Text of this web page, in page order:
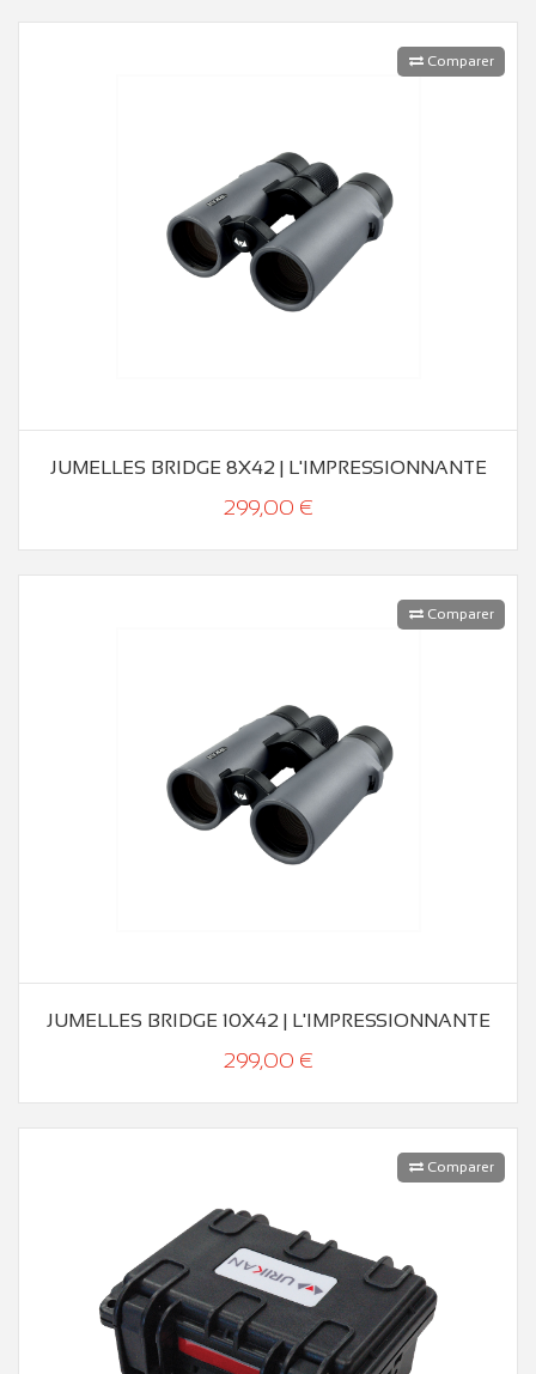
Comparer
JUMELLES BRIDGE 8X42 | L'IMPRESSIONNANTE
299,00 €
Comparer
JUMELLES BRIDGE 10X42 | L'IMPRESSIONNANTE
299,00 €
Comparer